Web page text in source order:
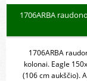
1706ARBA
1706ARBA
kolonai. Eagle
(106 cm aukščio).